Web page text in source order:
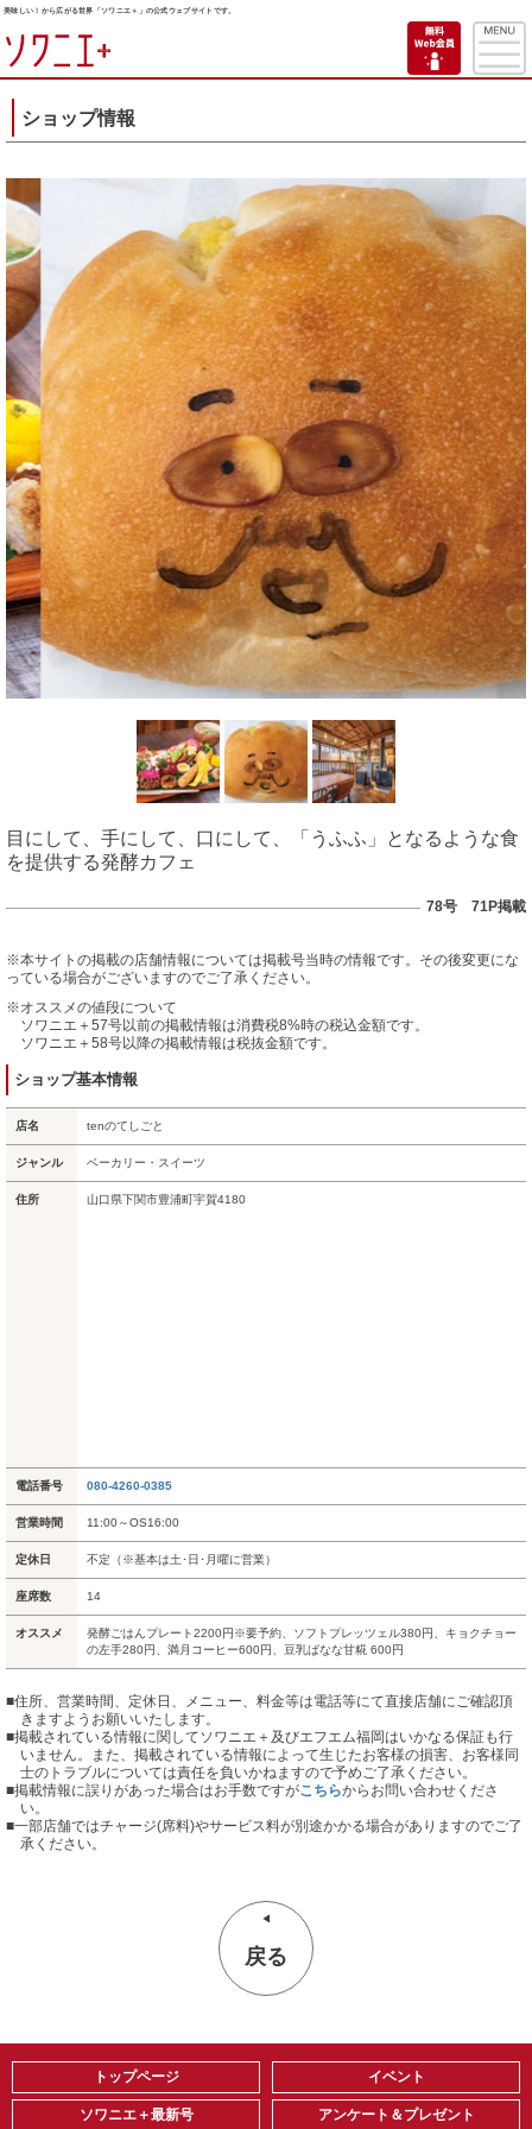
美味しい！から広がる世界「ソワニエ＋」の公式ウェブサイトです。
ショップ情報
目にして、手にして、口にして、「うふふ」となるような食
を提供する発酵カフェ
78号 71P掲載
※本サイトの掲載の店舗情報については掲載号当時の情報です。その後変更にな
っている場合がございますのでご了承ください。
※オススメの値段について
ソワニエ＋57号以前の掲載情報は消費税8%時の税込金額です。
ソワニエ＋58号以降の掲載情報は税抜金額です。
ショップ基本情報
店名 tenのてしごと
ジャンル ベーカリー・スイーツ
住所 山口県下関市豊浦町宇賀4180
電話番号 080-4260-0385
営業時間 11:00～OS16:00
定休日 不定（※基本は土･日･月曜に営業）
座席数 14
オススメ
発酵ごはんプレート2200円※要予約、ソフトプレッツェル380円、キョクチョー
の左手280円、満月コーヒー600円、豆乳ばなな甘糀 600円
■住所、営業時間、定休日、メニュー、料金等は電話等にて直接店舗にご確認頂
きますようお願いいたします。
■掲載されている情報に関してソワニエ＋及びエフエム福岡はいかなる保証も行
いません。また、掲載されている情報によって生じたお客様の損害、お客様同
士のトラブルについては責任を負いかねますので予めご了承ください。
■掲載情報に誤りがあった場合はお手数ですがこちらからお問い合わせくださ
い。
■一部店舗ではチャージ(席料)やサービス料が別途かかる場合がありますのでご了
承ください。
戻る
トップページ
ソワニエ＋最新号
イベント
アンケート＆プレゼント